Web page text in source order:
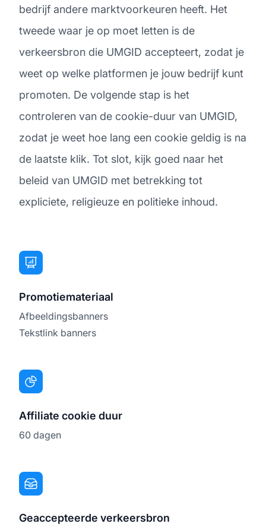
bedrijf andere marktvoorkeuren heeft. Het
tweede waar je op moet letten is de
verkeersbron die UMGID accepteert, zodat je
weet op welke platformen je jouw bedrijf kunt
promoten. De volgende stap is het
controleren van de cookie-duur van UMGID,
zodat je weet hoe lang een cookie geldig is na
de laatste klik. Tot slot, kijk goed naar het
beleid van UMGID met betrekking tot
expliciete, religieuze en politieke inhoud.
Promotiemateriaal
Afbeeldingsbanners
Tekstlink banners
Affiliate cookie duur
60 dagen
Geaccepteerde verkeersbron